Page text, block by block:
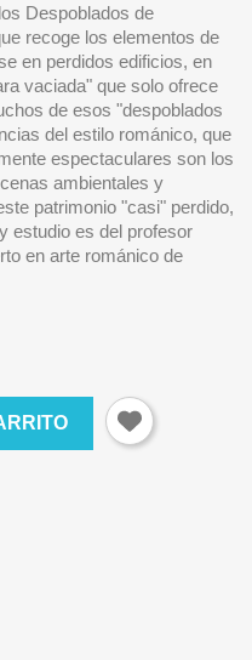
Despoblados de
recoge los elementos de
en perdidos edificios, en
vaciada" que solo ofrece
de esos "despoblados
del estilo románico, que
espectaculares son los
ambientales y
patrimonio "casi" perdido,
estudio es del profesor
en arte románico de